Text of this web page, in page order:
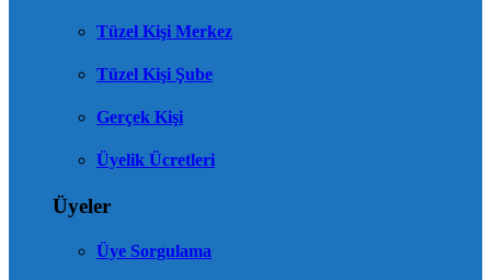
Tüzel Kişi Merkez
Tüzel Kişi Şube
Gerçek Kişi
Üyelik Ücretleri
Üyeler
Üye Sorgulama